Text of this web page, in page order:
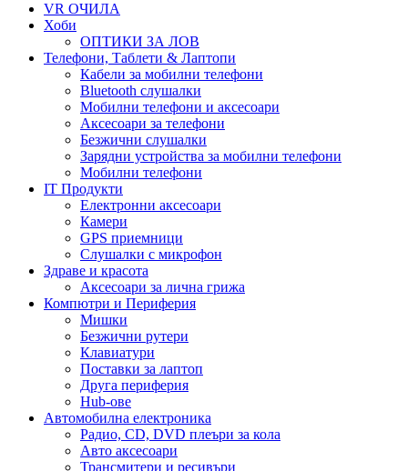
VR ОЧИЛА
Хоби
ОПТИКИ ЗА ЛОВ
Телефони, Таблети & Лаптопи
Кабели за мобилни телефони
Bluetooth слушалки
Мобилни телефони и аксесоари
Аксесоари за телефони
Безжични слушалки
Зарядни устройства за мобилни телефони
Мобилни телефони
IT Продукти
Електронни аксесоари
Камери
GPS приемници
Слушалки с микрофон
Здраве и красота
Аксесоари за лична грижа
Компютри и Периферия
Мишки
Безжични рутери
Клавиатури
Поставки за лаптоп
Друга периферия
Hub-ове
Автомобилна електроника
Радио, CD, DVD плеъри за кола
Авто аксесоари
Трансмитери и ресивъри